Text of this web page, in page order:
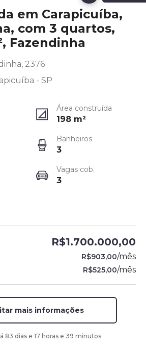
em Carapicuíba,
com 3 quartos,
Fazendinha
2376
- SP
Área construída
198 m²
Banheiros
3
Vagas cob.
3
R$1.700.000,00
R$903,00/mês
R$525,00/mês
mais informações
83 dias e 17 horas e 39 minutos